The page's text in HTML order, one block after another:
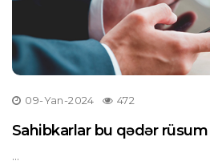
09-Yan-2024 472
Sahibkarlar bu qədər
...